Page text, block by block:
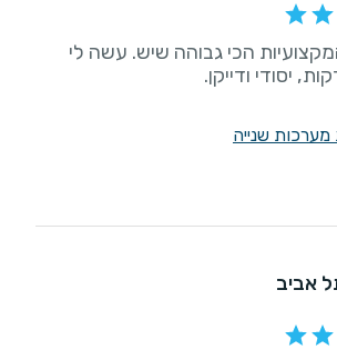
הכי גבוהה שיש. עשה לי
שנייה
אביב